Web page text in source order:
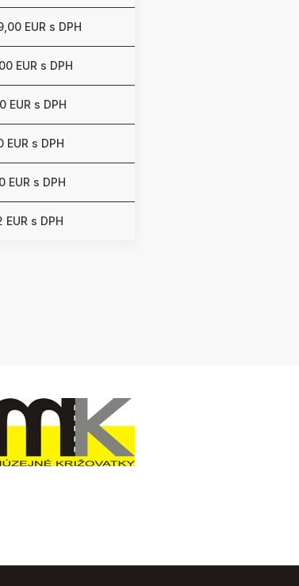
EUR s DPH
EUR s DPH
EUR s DPH
EUR s DPH
EUR s DPH
EUR s DPH